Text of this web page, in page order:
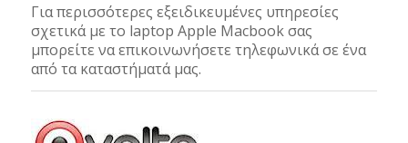
Για περισσότερες εξειδικευμένες υπηρεσίες
σχετικά με το laptop Apple Macbook σας
μπορείτε να επικοινωνήσετε τηλεφωνικά σε ένα
από τα καταστήματά μας.